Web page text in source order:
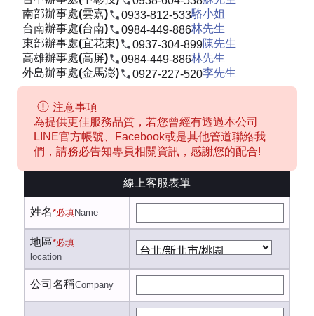
南部辦事處(雲嘉)
0933-812-533駱小姐
台南辦事處(台南)
0984-449-886林先生
東部辦事處(宜花東)
0937-304-899陳先生
高雄辦事處(高屏)
0984-449-886林先生
外島辦事處(金馬澎)
0927-227-520李先生
注意事項
為提供更佳服務品質，若您曾經有透過本公司
LINE官方帳號、Facebook或是其他管道聯絡我
們，請務必告知專員相關資訊，感謝您的配合!
線上客服表單
姓名*必填Name
地區*必填
location
公司名稱Company